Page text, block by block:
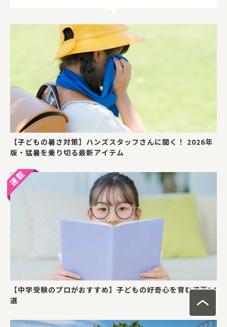
【子どもの暑さ対策】ハンズスタッフさんに聞く！ 2026年
版・猛暑を乗り切る最新アイテム
【中学受験のプロがおすすめ】子どもの好奇心を育む漫画14
選